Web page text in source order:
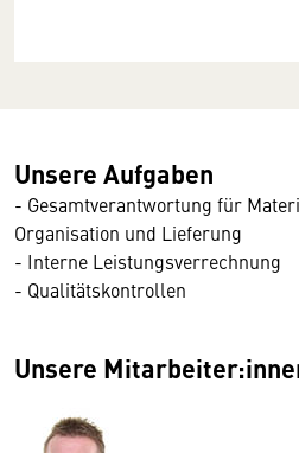
Unsere Aufgaben
- Gesamtverantwortung für
Organisation und Lieferung
- Interne Leistungsverrechnung
- Qualitätskontrollen
Unsere